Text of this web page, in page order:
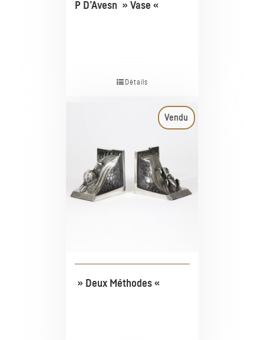
P D’Avesn » Vase «
Détails
Vendu
» Deux Méthodes «